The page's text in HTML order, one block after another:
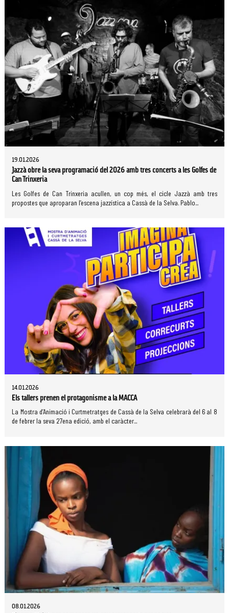
19.01.2026
Jazzà obre la seva programació del 2026 amb tres concerts a les Golfes de
Can Trinxeria
Les Golfes de Can Trinxeria acullen, un cop més, el cicle Jazzà amb tres
propostes que aproparan l’escena jazzística a Cassà de la Selva. Pablo...
14.01.2026
Els tallers prenen el protagonisme a la MACCA
La Mostra d’Animació i Curtmetratges de Cassà de la Selva celebrarà del 6 al 8
de febrer la seva 27ena edició, amb el caràcter...
08.01.2026